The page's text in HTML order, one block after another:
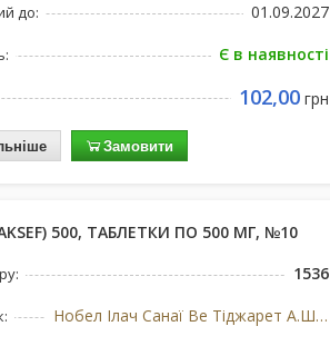
до: 01.09.2027
Є в наявності
102,00грн
Замовити
500, ТАБЛЕТКИ ПО 500 МГ, №10
1536
Нобел Ілач Санаї Ве Тіджарет А.Ш., Туреччина